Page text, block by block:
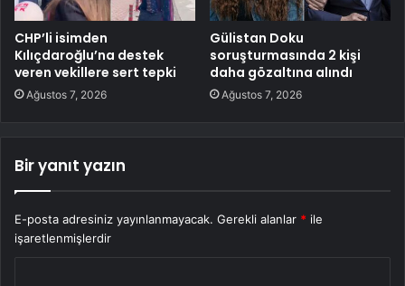
CHP’li isimden
Kılıçdaroğlu’na destek
veren vekillere sert tepki
Ağustos 7, 2026
Gülistan Doku
soruşturmasında 2 kişi
daha gözaltına alındı
Ağustos 7, 2026
Bir yanıt yazın
E-posta adresiniz yayınlanmayacak. Gerekli alanlar * ile
işaretlenmişlerdir